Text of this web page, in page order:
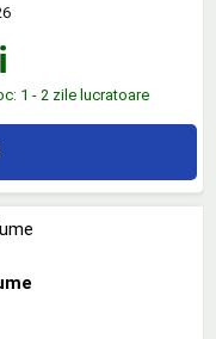
1 - 2 zile lucratoare